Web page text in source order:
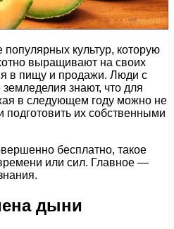
культур, которую
выращивают на своих
в пищу и продажи. Люди с
знают, что для
в следующем году можно не
подготовить их собственными
бесплатно, такое
или сил. Главное —
дыни